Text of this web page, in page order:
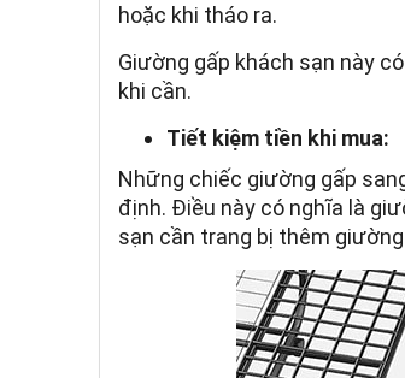
hoặc khi tháo ra.
Giường gấp khách sạn này
khi cần.
Tiết kiệm tiền khi mua:
Những chiếc giường gấp
định. Điều này có nghĩa là
sạn cần trang bị thêm